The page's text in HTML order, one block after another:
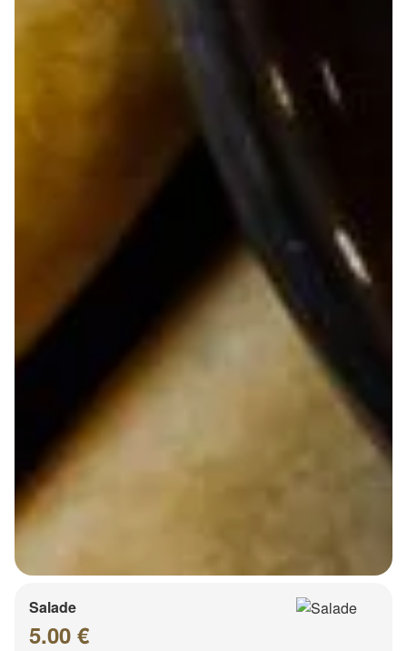
Salade
5.00 €